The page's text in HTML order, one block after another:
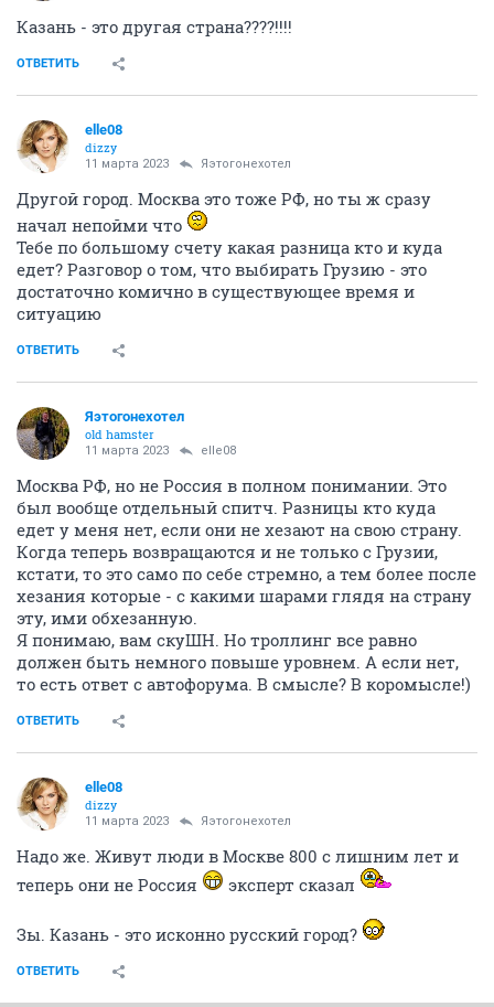
Казань - это другая страна????!!!!
ОТВЕТИТЬ
elle08
dizzy
11 марта 2023 Яэтогонехотел
Другой город. Москва это тоже РФ, но ты ж сразу
начал непойми что
Тебе по большому счету какая разница кто и куда
едет? Разговор о том, что выбирать Грузию - это
достаточно комично в существующее время и
ситуацию
ОТВЕТИТЬ
Яэтогонехотел
old hamster
11 марта 2023 elle08
Москва РФ, но не Россия в полном понимании. Это
был вообще отдельный спитч. Разницы кто куда
едет у меня нет, если они не хезают на свою страну.
Когда теперь возвращаются и не только с Грузии,
кстати, то это само по себе стремно, а тем более после
хезания которые - с какими шарами глядя на страну
эту, ими обхезанную.
Я понимаю, вам скуШН. Но троллинг все равно
должен быть немного повыше уровнем. А если нет,
то есть ответ с автофорума. В смысле? В коромысле!)
ОТВЕТИТЬ
elle08
dizzy
11 марта 2023 Яэтогонехотел
Надо же. Живут люди в Москве 800 с лишним лет и
теперь они не Россия
эксперт сказал
Зы. Казань - это исконно русский город?
ОТВЕТИТЬ